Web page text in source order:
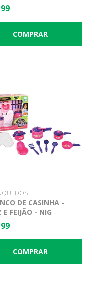
DE CASINHA -
E FEIJÃO - NIG